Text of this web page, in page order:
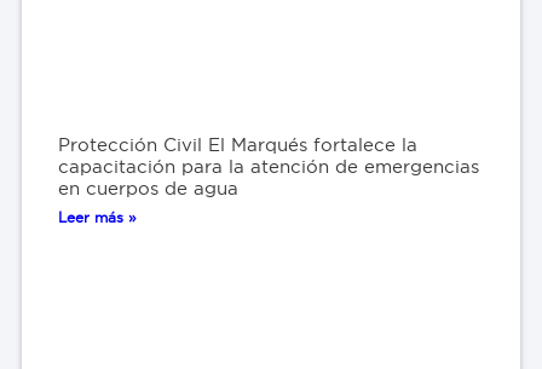
Protección Civil El Marqués fortalece la
capacitación para la atención de emergencias
en cuerpos de agua
Leer más »